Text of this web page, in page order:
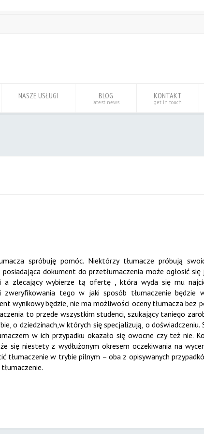
NASZE USŁUGI BLOG
latest news
KONTAKT
get in touch
spróbuję pomóc. Niektórzy tłumacze próbują
dokument do przetłumaczenia może ogłosić
a zlecający wybierze tą ofertę , która wyda się mu
tego w jaki sposób tłumaczenie będzie
wynikowy będzie, nie ma możliwości oceny tłumacza bez
to przede wszystkim studenci, szukający taniego
o dziedzinach,w których się specjalizują, o
w ich przypadku okazało się owocne czy też nie.
się niestety z wydłużonym okresem oczekiwania na
tłumaczenie w trybie pilnym – oba z opisywanych